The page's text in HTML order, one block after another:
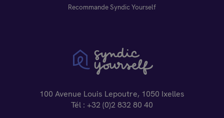
100 Avenue Louis Lepoutre, 1050 Ixelles
Tél : +32 (0)2 832 80 40
Recommande Syndic Yourself